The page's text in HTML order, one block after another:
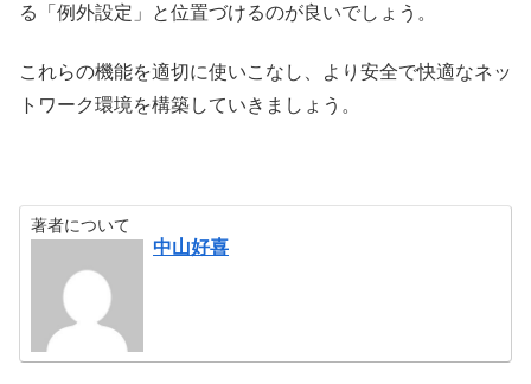
る「例外設定」と位置づけるのが良いでしょう。
これらの機能を適切に使いこなし、より安全で快適なネッ
トワーク環境を構築していきましょう。
著者について
中山好喜